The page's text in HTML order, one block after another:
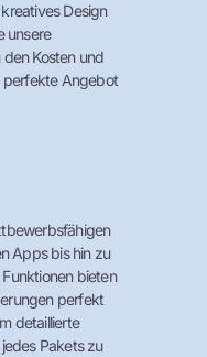
Design
unsere
Kosten und
perfekte Angebot
Apps bis hin zu
bieten
perfekt
detaillierte
Pakets zu